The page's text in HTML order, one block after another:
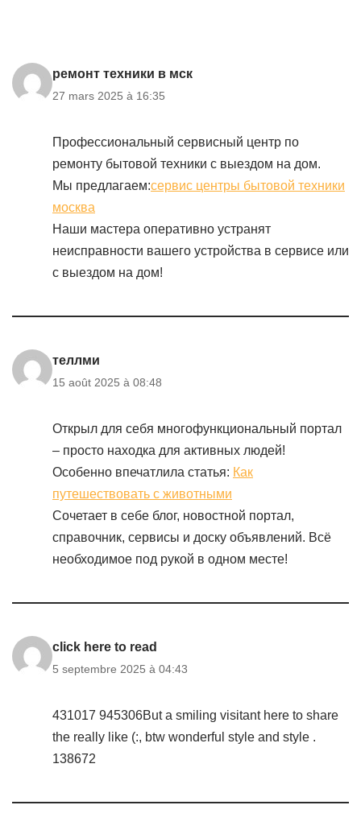
ремонт техники в мск
27 mars 2025 à 16:35
Профессиональный сервисный центр по
ремонту бытовой техники с выездом на дом.
Мы предлагаем:сервис центры бытовой техники
москва
Наши мастера оперативно устранят
неисправности вашего устройства в сервисе или
с выездом на дом!
теллми
15 août 2025 à 08:48
Открыл для себя многофункциональный портал
– просто находка для активных людей!
Особенно впечатлила статья: Как
путешествовать с животными
Сочетает в себе блог, новостной портал,
справочник, сервисы и доску объявлений. Всё
необходимое под рукой в одном месте!
click here to read
5 septembre 2025 à 04:43
431017 945306But a smiling visitant here to share
the really like (:, btw wonderful style and style .
138672